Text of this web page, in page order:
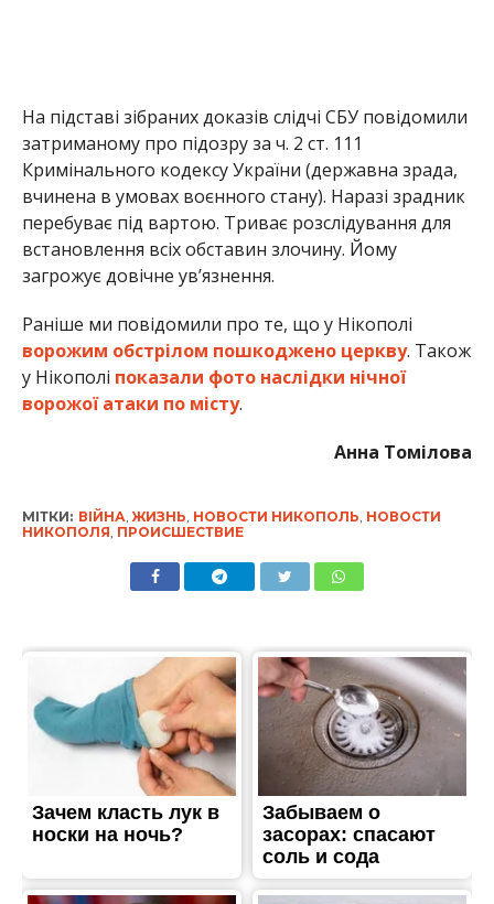
На підставі зібраних доказів слідчі СБУ повідомили
затриманому про підозру за ч. 2 ст. 111
Кримінального кодексу України (державна зрада,
вчинена в умовах воєнного стану). Наразі зрадник
перебуває під вартою. Триває розслідування для
встановлення всіх обставин злочину. Йому
загрожує довічне ув’язнення.
Раніше ми повідомили про те, що у Нікополі
ворожим обстрілом пошкоджено церкву. Також
у Нікополі показали фото наслідки нічної
ворожої атаки по місту.
Анна Томілова
МІТКИ: ВІЙНА ЖИЗНЬ НОВОСТИ НИКОПОЛЬ НОВОСТИ
НИКОПОЛЯ ПРОИСШЕСТВИЕ